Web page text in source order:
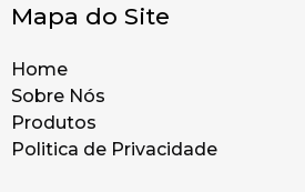
Mapa do Site
Home
Sobre Nós
Produtos
Politica de Privacidade